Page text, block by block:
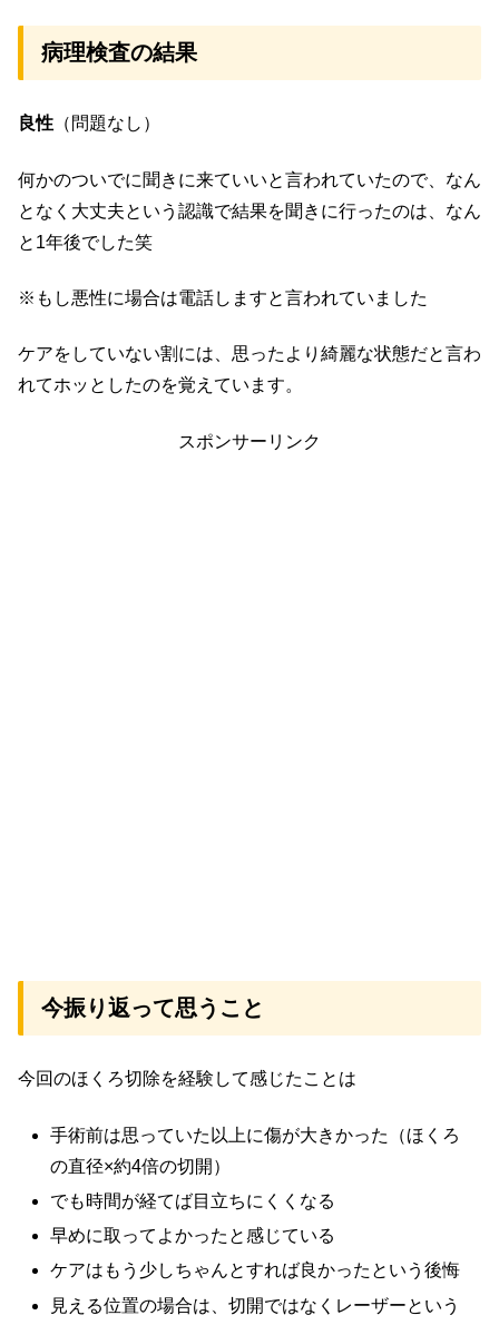
病理検査の結果
良性 （問題なし）
何かのついでに聞きに来ていいと言われていたので、なん
となく大丈夫という認識で結果を聞きに行ったのは、なん
と1年後でした笑
※もし悪性に場合は電話しますと言われていました
ケアをしていない割には、思ったより綺麗な状態だと言わ
れてホッとしたのを覚えています。
スポンサーリンク
今振り返って思うこと
今回のほくろ切除を経験して感じたことは
手術前は思っていた以上に傷が大きかった（ほくろ
の直径×約4倍の切開）
でも時間が経てば目立ちにくくなる
早めに取ってよかったと感じている
ケアはもう少しちゃんとすれば良かったという後悔
見える位置の場合は、切開ではなくレーザーという